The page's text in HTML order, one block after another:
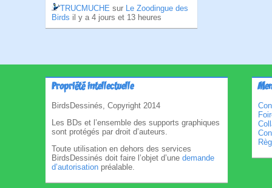
TRUCMUCHE sur Le Zoodingue des
Birds il y a 4 jours et 13 heures
Propriété intellectuelle
BirdsDessinés, Copyright 2014
Les BDs et l’ensemble des supports graphiques
sont protégés par droit d’auteurs.
Toute utilisation en dehors des services
BirdsDessinés doit faire l’objet d’une demande
d’autorisation préalable.